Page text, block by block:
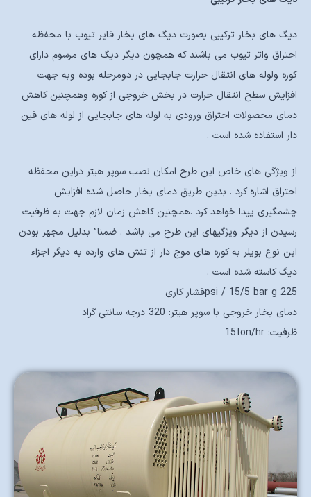
دیگ های بخار ترکیبی بصورت دیگ های بخار فایر تیوب با محفظه
احتراق واتر تیوب می باشند که همچون دیگر دیگ های مرسوم دارای
کوره ولوله های انتقال حرارت جابجایی در دومرحله بوده وبه جهت
افزایش سطح انتقال حرارت در بخش خروجی از کوره وهمچنین کاهش
دمای محصولات احتراق ورودی به لوله های جابجایی از لوله های فین
دار استفاده شده است .
از ویژگی های خاص این طرح امکان نصب سوپر هیتر دراین محفظه
احتراق اشاره کرد . بدین طریق دمای بخار حاصل شده افزایش
چشمگیری پیدا خواهد کرد .همچنین کاهش زمان لازم جهت به ظرفیت
رسیدن از دیگر ویژگیهای این طرح می باشد . ضمنا” بدلیل مجهز بودن
این نوع بویلر به کوره های موج دار از تنش های وارده به دیگر اجزاء
دیگ کاسته شده است .
225 psi / 15/5 bar gفشار کاری
دمای بخار خروجی با سوپر هیتر: 320 درجه سانتی گراد
ظرفیت: 15ton/hr